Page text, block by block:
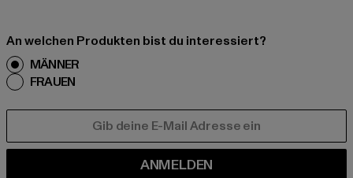
An welchen Produkten bist du interessiert?
MÄNNER
FRAUEN
ANMELDEN